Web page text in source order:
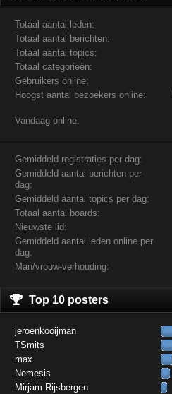
Totaal aantal leden:
Totaal aantal berichten:
Totaal aantal topics:
Totaal categorieën:
Gebruikers online:
Hoogst aantal bezoekers online:
Vandaag online:
Gemiddeld registraties per dag:
Gemiddeld aantal berichten per
dag:
Gemiddeld aantal topics per dag:
Totaal aantal boards:
Nieuwste lid:
Gemiddeld aantal leden online per
dag:
Man/vrouw-verhouding:
Top 10 posters
jeroenkooijman
TSmits
max
Nemesis
Mirjam Rijsbergen